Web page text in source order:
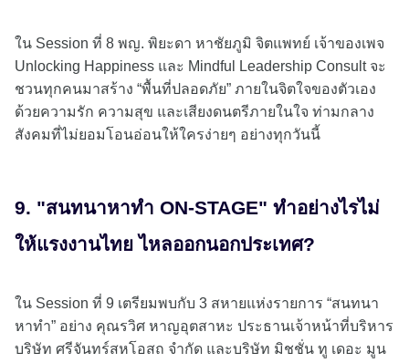
ใน Session ที่ 8 พญ. พิยะดา หาชัยภูมิ จิตแพทย์ เจ้าของเพจ
Unlocking Happiness และ Mindful Leadership Consult จะ
ชวนทุกคนมาสร้าง “พื้นที่ปลอดภัย” ภายในจิตใจของตัวเอง
ด้วยความรัก ความสุข และเสียงดนตรีภายในใจ ท่ามกลาง
สังคมที่ไม่ยอมโอนอ่อนให้ใครง่ายๆ อย่างทุกวันนี้
9. "สนทนาหาทำ ON-STAGE" ทำอย่างไรไม่
ให้แรงงานไทย ไหลออกนอกประเทศ?
ใน Session ที่ 9 เตรียมพบกับ 3 สหายแห่งรายการ “สนทนา
หาทำ” อย่าง คุณรวิศ หาญอุตสาหะ ประธานเจ้าหน้าที่บริหาร
บริษัท ศรีจันทร์สหโอสถ จำกัด และบริษัท มิชชั่น ทู เดอะ มูน